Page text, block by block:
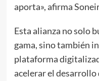
aporta», afirma
Esta alianza no solo
gama, sino también
plataforma
acelerar el desarrollo